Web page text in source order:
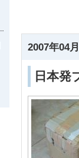
2007年04
日本発